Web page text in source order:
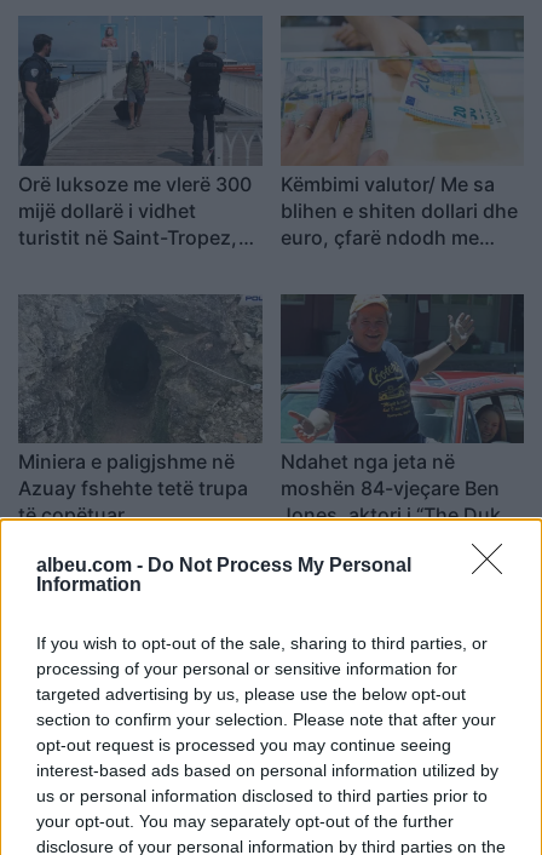
albeu.com - Do Not Process My Personal
Information
If you wish to opt-out of the sale, sharing to third parties, or
processing of your personal or sensitive information for
targeted advertising by us, please use the below opt-out
section to confirm your selection. Please note that after your
opt-out request is processed you may continue seeing
interest-based ads based on personal information utilized by
us or personal information disclosed to third parties prior to
your opt-out. You may separately opt-out of the further
disclosure of your personal information by third parties on the
Orë luksoze me vlerë 300
mijë dollarë i vidhet
turistit në Saint-Tropez,
Këmbimi valutor/ Me sa
blihen e shiten dollari dhe
euro, çfarë ndodh me
Miniera e paligjshme në
Azuay fshehte tetë trupa
të copëtuar
Ndahet nga jeta në
moshën 84-vjeçare Ben
Jones, aktori i “The Dukes
Elon Musk prezanton
“Terafab”, fabrika e çipave
që pritet të jetë 50 herë
më e madhe se Pentagoni
Protesta e 72-të kundër
qeverisë/ Qytetarët
mblidhen sërish në
Tiranë: Rama dorëhiqu,
Shqipëria kërkon